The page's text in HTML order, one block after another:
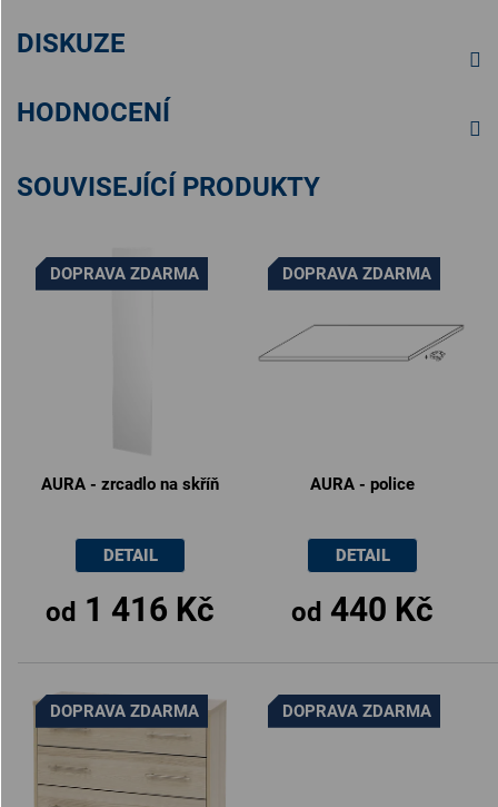
DISKUZE
HODNOCENÍ
SOUVISEJÍCÍ PRODUKTY
DOPRAVA ZDARMA
AURA - zrcadlo na skříň
od 1 416 Kč
DETAIL
DOPRAVA ZDARMA
AURA - police
od 440 Kč
DETAIL
DOPRAVA ZDARMA DOPRAVA ZDARMA